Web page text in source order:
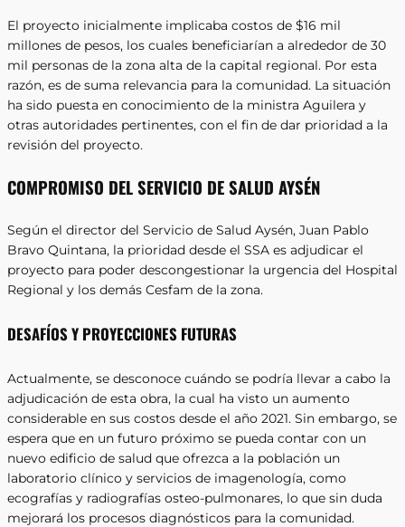
El proyecto inicialmente implicaba costos de $16 mil
millones de pesos, los cuales beneficiarían a alrededor de 30
mil personas de la zona alta de la capital regional. Por esta
razón, es de suma relevancia para la comunidad. La situación
ha sido puesta en conocimiento de la ministra Aguilera y
otras autoridades pertinentes, con el fin de dar prioridad a la
revisión del proyecto.
COMPROMISO DEL SERVICIO DE SALUD AYSÉN
Según el director del Servicio de Salud Aysén, Juan Pablo
Bravo Quintana, la prioridad desde el SSA es adjudicar el
proyecto para poder descongestionar la urgencia del Hospital
Regional y los demás Cesfam de la zona.
DESAFÍOS Y PROYECCIONES FUTURAS
Actualmente, se desconoce cuándo se podría llevar a cabo la
adjudicación de esta obra, la cual ha visto un aumento
considerable en sus costos desde el año 2021. Sin embargo, se
espera que en un futuro próximo se pueda contar con un
nuevo edificio de salud que ofrezca a la población un
laboratorio clínico y servicios de imagenología, como
ecografías y radiografías osteo-pulmonares, lo que sin duda
mejorará los procesos diagnósticos para la comunidad.